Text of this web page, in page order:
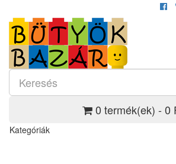
0 termék(ek) - 0
Kategóriák